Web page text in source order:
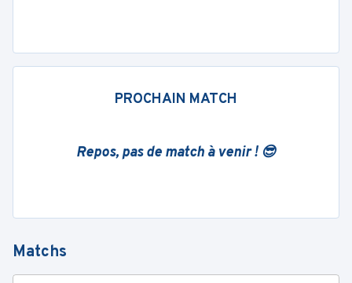
PROCHAIN MATCH
Repos, pas de match à venir ! 😎
Matchs